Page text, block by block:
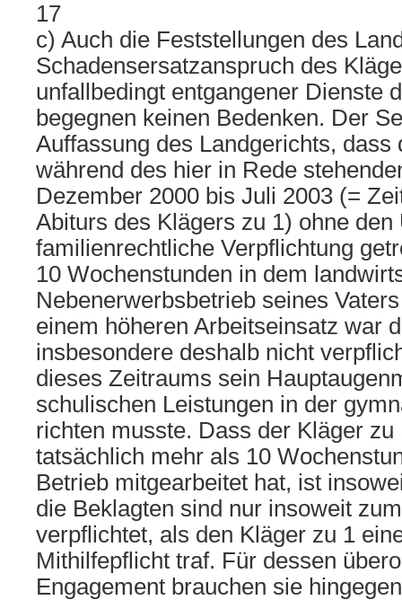
17
c) Auch die Feststellungen des
Schadensersatzanspruch des
unfallbedingt entgangener Dienste
begegnen keinen Bedenken. Der
Auffassung des Landgerichts, dass
während des hier in Rede
Dezember 2000 bis Juli 2003 (=
Abiturs des Klägers zu 1) ohne den
familienrechtliche Verpflichtung
10 Wochenstunden in dem
Nebenerwerbsbetrieb seines
einem höheren Arbeitseinsatz war
insbesondere deshalb nicht
dieses Zeitraums sein
schulischen Leistungen in der
richten musste. Dass der Kläger
tatsächlich mehr als 10
Betrieb mitgearbeitet hat, ist
die Beklagten sind nur insoweit
verpflichtet, als den Kläger zu 1
Mithilfepflicht traf. Für dessen
Engagement brauchen sie